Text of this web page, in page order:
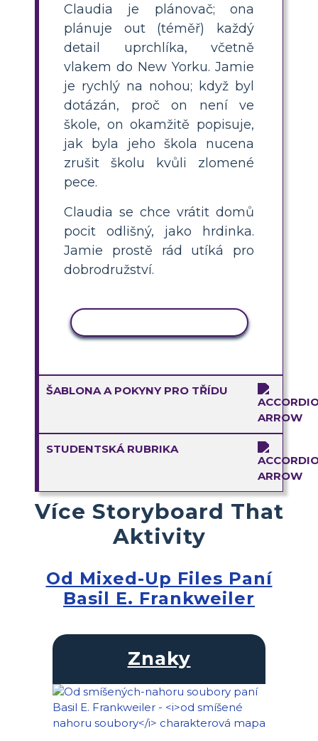
Claudia je plánovač; ona
plánuje out (téměř) každý
detail uprchlíka, včetně
vlakem do New Yorku. Jamie
je rychlý na nohou; když byl
dotázán, proč on není ve
škole, on okamžitě popisuje,
jak byla jeho škola nucena
zrušit školu kvůli zlomené
pece.
Claudia se chce vrátit domů
pocit odlišný, jako hrdinka.
Jamie prostě rád utíká pro
dobrodružství.
ŠABLONA A POKYNY PRO TŘÍDU
STUDENTSKÁ RUBRIKA
Více Storyboard That
Aktivity
Od Mixed-Up Files Paní
Basil E. Frankweiler
Znaky